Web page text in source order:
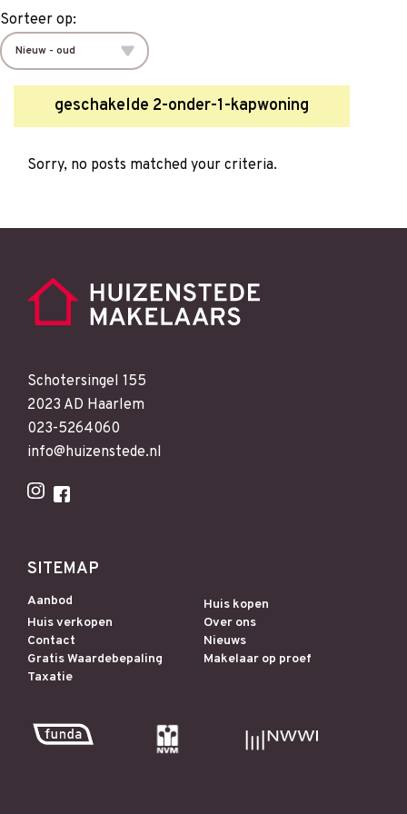
geschakelde 2-onder-1-kapwoning
Sorteer op:
Sorry, no posts matched your criteria.
Schotersingel 155
2023 AD Haarlem
023-5264060
info@huizenstede.nl
SITEMAP
Aanbod
Huis kopen
Huis verkopen
Over ons
Contact
Nieuws
Gratis Waardebepaling
Makelaar op proef
Taxatie